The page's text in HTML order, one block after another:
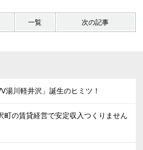
一覧 次の記事
湯川軽井沢」誕生のヒミツ！
町の賃貸経営で安定収入つくりません